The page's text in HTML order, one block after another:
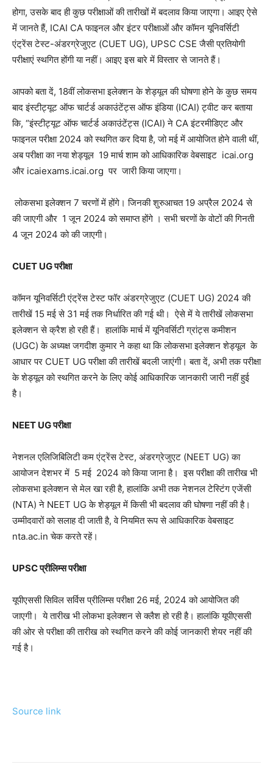
होगा, उसके बाद ही कुछ परीक्षाओं की तारीखों में बदलाव किया जाएगा। आइए ऐसे
में जानते हैं, ICAI CA फाइनल और इंटर परीक्षाओं और कॉमन यूनिवर्सिटी
एंट्रेंस टेस्ट-अंडरग्रेजुएट (CUET UG), UPSC CSE जैसी प्रतियोगी
परीक्षाएं स्थगित होंगी या नहीं। आइए इस बारे में विस्तार से जानते हैं।
आपको बता दें, 18वीं लोकसभा इलेक्शन के शेड्यूल की घोषणा होने के कुछ समय
बाद इंस्टीट्यूट ऑफ चार्टर्ड अकाउंटेंट्स ऑफ इंडिया (ICAI) ट्वीट कर बताया
कि, “इंस्टीट्यूट ऑफ चार्टर्ड अकाउंटेंट्स (ICAI) ने CA इंटरमीडिएट और
फाइनल परीक्षा 2024 को स्थगित कर दिया है, जो मई में आयोजित होने वाली थीं,
अब परीक्षा का नया शेड्यूल 19 मार्च शाम को आधिकारिक वेबसाइट icai.org
और icaiexams.icai.org पर जारी किया जाएगा।
लोकसभा इलेक्शन 7 चरणों में होंगे। जिनकी शुरुआचत 19 अप्रैल 2024 से
की जाएगी और 1 जून 2024 को समाप्त होंगे । सभी चरणों के वोटों की गिनती
4 जून 2024 को की जाएगी।
CUET UG परीक्षा
कॉमन यूनिवर्सिटी एंट्रेंस टेस्ट फॉर अंडरग्रेजुएट (CUET UG) 2024 की
तारीखें 15 मई से 31 मई तक निर्धारित की गई थी। ऐसे में ये तारीखें लोकसभा
इलेक्शन से क्रैश हो रही हैं। हालांकि मार्च में यूनिवर्सिटी ग्रांट्स कमीशन
(UGC) के अध्यक्ष जगदीश कुमार ने कहा था कि लोकसभा इलेक्शन शेड्यूल के
आधार पर CUET UG परीक्षा की तारीखें बदली जाएंगी। बता दें, अभी तक परीक्षा
के शेड्यूल को स्थगित करने के लिए कोई आधिकारिक जानकारी जारी नहीं हुई
है।
NEET UG परीक्षा
नेशनल एलिजिबिलिटी कम एंट्रेंस टेस्ट, अंडरग्रेजुएट (NEET UG) का
आयोजन देशभर में 5 मई 2024 को किया जाना है। इस परीक्षा की तारीख भी
लोकसभा इलेक्शन से मेल खा रही है, हालांकि अभी तक नेशनल टेस्टिंग एजेंसी
(NTA) ने NEET UG के शेड्यूल में किसी भी बदलाव की घोषणा नहीं की है।
उम्मीदवारों को सलाह दी जाती है, वे नियमित रूप से आधिकारिक वेबसाइट
nta.ac.in चेक करते रहें।
UPSC प्रीलिम्स परीक्षा
यूपीएससी सिविल सर्विस प्रीलिम्स परीक्षा 26 मई, 2024 को आयोजित की
जाएगी। ये तारीख भी लोकभा इलेक्शन से क्लैश हो रही है। हालांकि यूपीएससी
की ओर से परीक्षा की तारीख को स्थगित करने की कोई जानकारी शेयर नहीं की
गई है।
Source link